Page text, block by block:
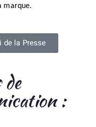
marque.
de la Presse
: